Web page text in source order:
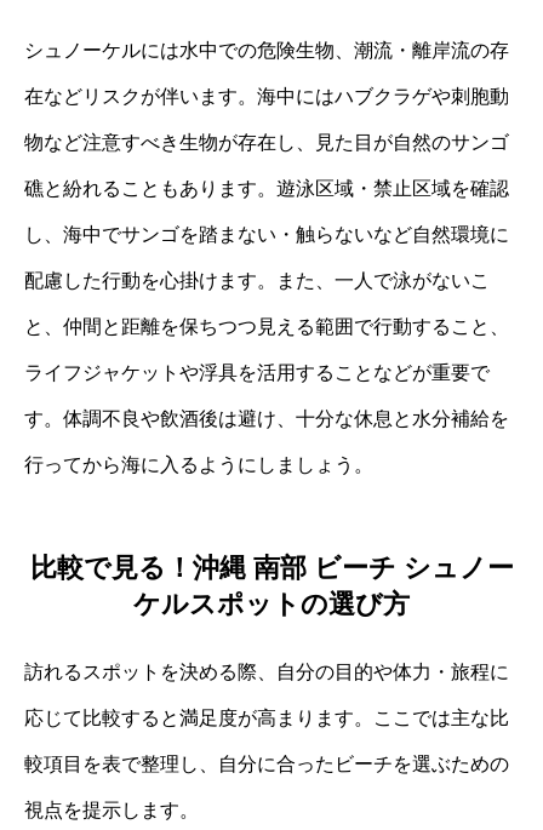
シュノーケルには水中での危険生物、潮流・離岸流の存
在などリスクが伴います。海中にはハブクラゲや刺胞動
物など注意すべき生物が存在し、見た目が自然のサンゴ
礁と紛れることもあります。遊泳区域・禁止区域を確認
し、海中でサンゴを踏まない・触らないなど自然環境に
配慮した行動を心掛けます。また、一人で泳がないこ
と、仲間と距離を保ちつつ見える範囲で行動すること、
ライフジャケットや浮具を活用することなどが重要で
す。体調不良や飲酒後は避け、十分な休息と水分補給を
行ってから海に入るようにしましょう。
比較で見る！沖縄 南部 ビーチ シュノー
ケルスポットの選び方
訪れるスポットを決める際、自分の目的や体力・旅程に
応じて比較すると満足度が高まります。ここでは主な比
較項目を表で整理し、自分に合ったビーチを選ぶための
視点を提示します。